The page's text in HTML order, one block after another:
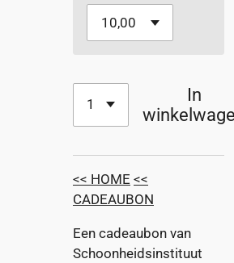
In
<< HOME <<
CADEAUBON
Een cadeaubon van
Schoonheidsinstituut